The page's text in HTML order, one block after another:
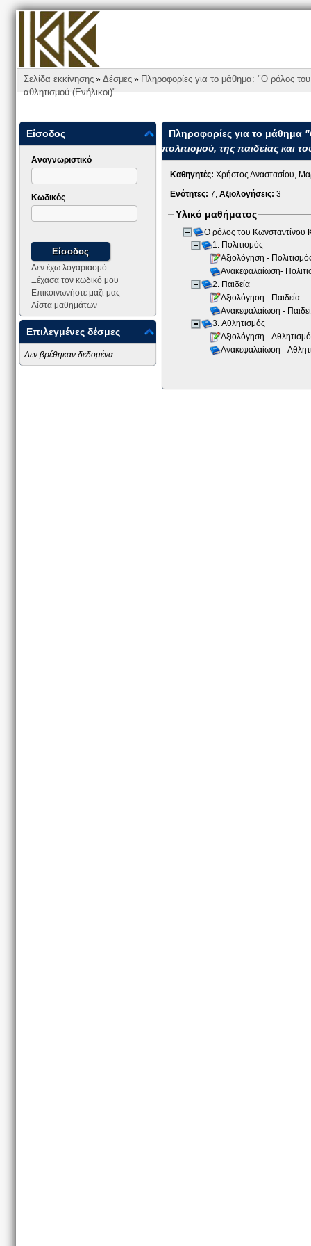
Σελίδα εκκίνησης »Δέσμες » Πληροφορίες για το μάθημα: "O ρόλος
αθλητισμού (Ενήλικοι)"
Είσοδος
Αναγνωριστικό
Κωδικός
Δεν έχω λογαριασμό
Ξέχασα τον κωδικό μου
Επικοινωνήστε μαζί μας
Λίστα μαθημάτων
Επιλεγμένες δέσμες
Δεν βρέθηκαν δεδομένα
Πληροφορίες για το μάθημα
πολιτισμού, της παιδείας και
Καθηγητές: Χρήστος Αναστασίου,
Ενότητες: 7,Αξιολογήσεις: 3
Υλικό μαθήματος
O ρόλος του
1. Πολιτισμός
Αξιολόγηση -
Ανακεφαλαίωση-
2. Παιδεία
Αξιολόγηση - Παιδεία
Ανακεφαλαίωση -
3. Αθλητισμός
Αξιολόγηση -
Ανακεφαλαίωση -